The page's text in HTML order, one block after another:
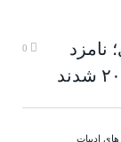
نامزد
ادبیات